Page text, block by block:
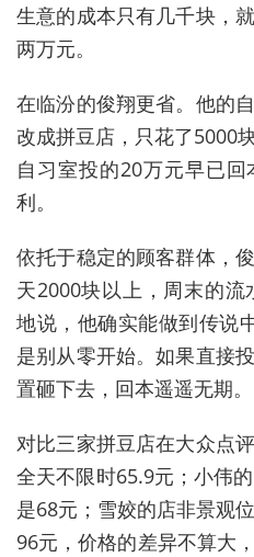
生意的成本只有几千块，
两万元。
在临汾的俊翔更省。他的
改成拼豆店，只花了5000
自习室投的20万元早已
利。
依托于稳定的顾客群体，
天2000块以上，周末的
地说，他确实能做到传说
是别从零开始。如果直接
置砸下去，回本遥遥无期。
对比三家拼豆店在大众点
全天不限时65.9元；小伟
是68元；雪姣的店非景观
96元，价格的差异不算大